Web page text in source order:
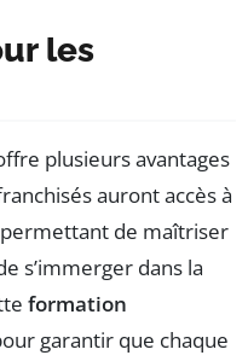
les
plusieurs avantages
auront accès à
de maîtriser
s’immerger dans la
formation
garantir que chaque